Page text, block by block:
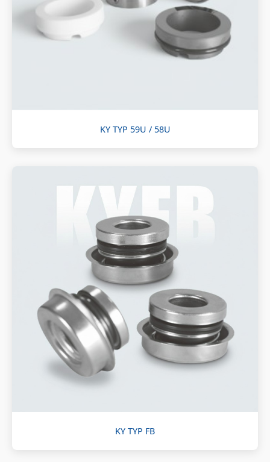
KY TYP 59U / 58U
KY TYP FB